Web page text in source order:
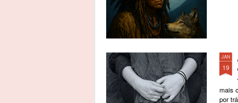
JAN
19
mais
por